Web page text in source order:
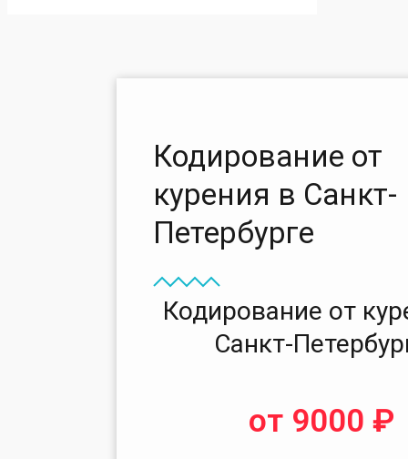
Кодирование от
курения в Санкт-
Петербурге
Кодирование от
Санкт-
от 9000 ₽